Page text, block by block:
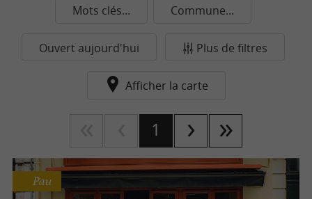
Mots clés... Commune...
Ouvert aujourd'hui Plus de filtres
Afficher la carte
1
Pau